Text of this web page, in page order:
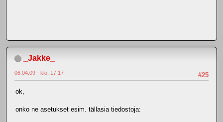
_Jakke_
#25
06.04.09 - klo: 17.17
ok,
onko ne asetukset esim. tällasia tiedostoja: